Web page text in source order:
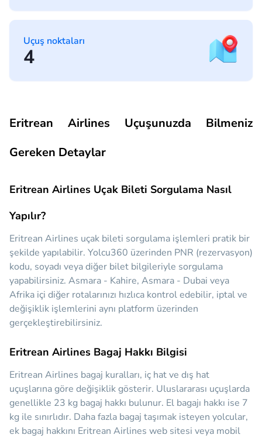
Uçuş noktaları
4
Eritrean Airlines Uçuşunuzda Bilmeniz
Gereken Detaylar
Eritrean Airlines Uçak Bileti Sorgulama Nasıl
Yapılır?
Eritrean Airlines uçak bileti sorgulama işlemleri pratik bir
şekilde yapılabilir. Yolcu360 üzerinden PNR (rezervasyon)
kodu, soyadı veya diğer bilet bilgileriyle sorgulama
yapabilirsiniz. Asmara - Kahire, Asmara - Dubai veya
Afrika içi diğer rotalarınızı hızlıca kontrol edebilir, iptal ve
değişiklik işlemlerini aynı platform üzerinden
gerçekleştirebilirsiniz.
Eritrean Airlines Bagaj Hakkı Bilgisi
Eritrean Airlines bagaj kuralları, iç hat ve dış hat
uçuşlarına göre değişiklik gösterir. Uluslararası uçuşlarda
genellikle 23 kg bagaj hakkı bulunur. El bagajı hakkı ise 7
kg ile sınırlıdır. Daha fazla bagaj taşımak isteyen yolcular,
ek bagaj hakkını Eritrean Airlines web sitesi veya mobil